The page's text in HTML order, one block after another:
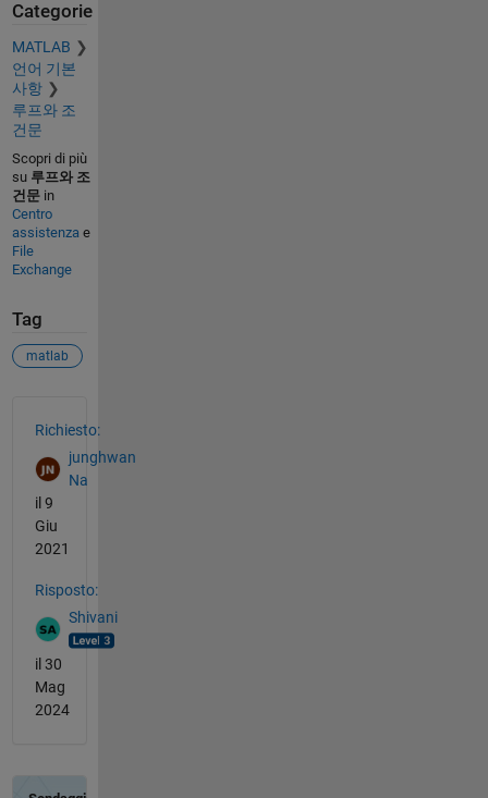
Categorie
MATLAB
언어 기본
사항
루프와 조
건문
Scopri di più
su 루프와 조
건문in
Centro
assistenza e
File
Exchange
Tag
matlab
Richiesto:
junghwan
Na
il 9
Giu
2021
Risposto:
Shivani
il 30
Mag
2024